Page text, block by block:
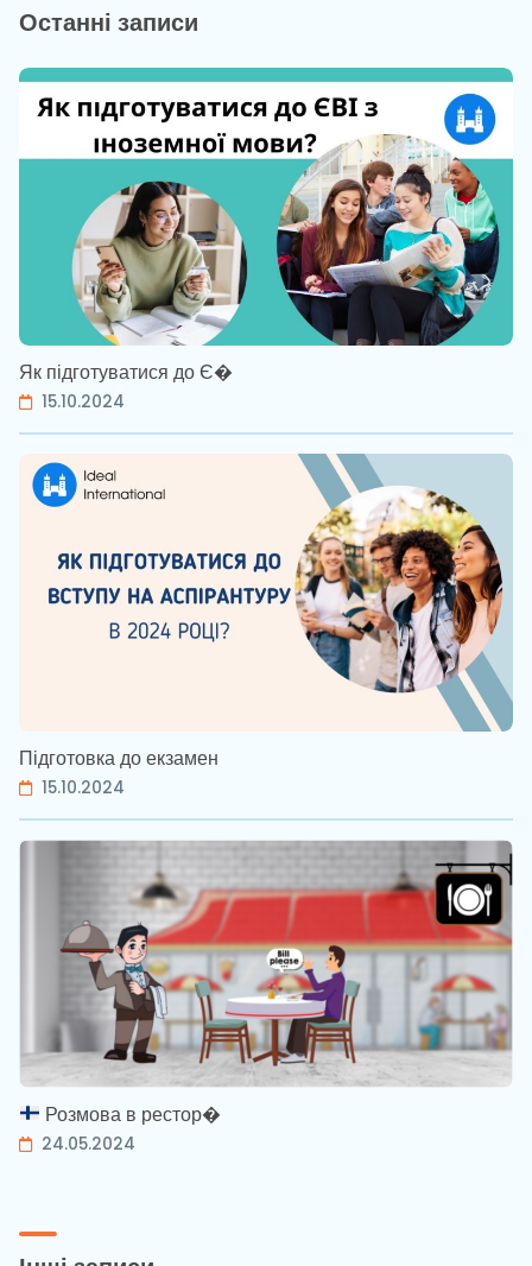
Останні записи
Як підготуватися до Є�
15.10.2024
Підготовка до екзамен
15.10.2024
Розмова в рестор�
24.05.2024